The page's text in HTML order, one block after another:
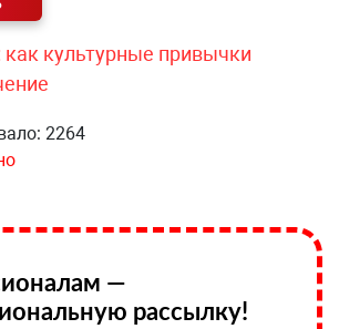
как культурные привычки
2264
—
рассылку!